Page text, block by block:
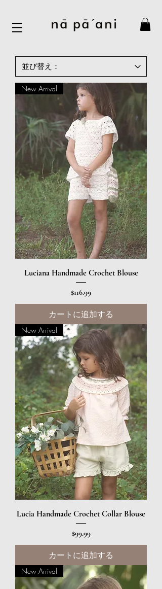
New Arrival
Luciana Handmade Crochet Blouse
価格
$116.99
カートに追加する
New Arrival
Lucia Handmade Crochet Collar Blouse
価格
$99.99
カートに追加する
New Arrival